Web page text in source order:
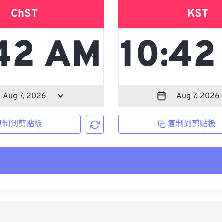
ChST
制到剪贴板
KST
复制到剪贴板